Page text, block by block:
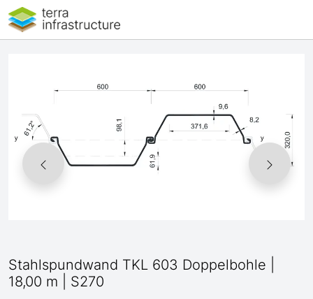
Stahlspundwand TKL 603 Doppelbohle |
18,00 m | S270